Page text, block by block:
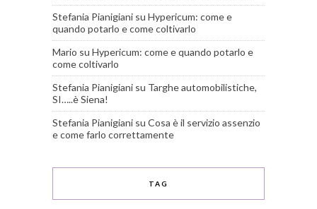
Stefania Pianigiani su Hypericum: come e
quando potarlo e come coltivarlo
Mario su Hypericum: come e quando potarlo e
come coltivarlo
Stefania Pianigiani su Targhe automobilistiche,
SI…..è Siena!
Stefania Pianigiani su Cosa è il servizio assenzio
e come farlo correttamente
TAG